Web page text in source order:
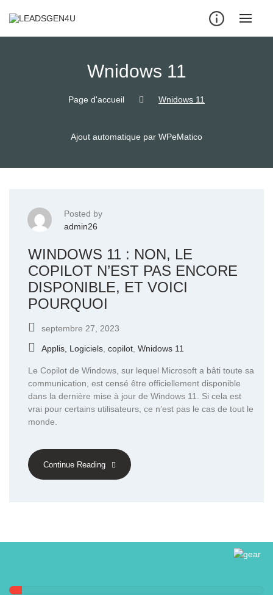
Wnidows 11
Page d'accueil Wnidows 11
Ajout automatique par WPeMatico
Posted by
admin26
WINDOWS 11 : NON, LE
COPILOT N’EST PAS ENCORE
DISPONIBLE, ET VOICI
POURQUOI
septembre 27, 2023
Applis, Logiciels copilot Wnidows 11
Le Copilot de Windows, sur lequel Microsoft a bâti toute sa
communication, est censé être officiellement disponible
dans la dernière mise à jour de Windows 11. Si cela est
vrai pour certains utilisateurs, ce n’est pas le cas de tout le
monde.
Continue Reading